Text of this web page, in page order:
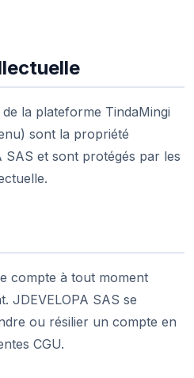
la plateforme TindaMingi
sont la propriété
SAS et sont protégés par les
compte à tout moment
JDEVELOPA SAS se
ou résilier un compte en
CGU.